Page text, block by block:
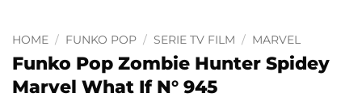
HOME / FUNKO POP / SERIE TV FILM / MARVEL
Funko Pop Zombie Hunter Spidey
Marvel What If N° 945